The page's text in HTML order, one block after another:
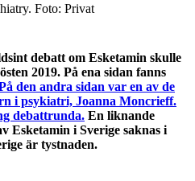
Foto: Privat
debatt om Esketamin skulle
2019. På ena sidan fanns
den andra sidan var en av de
i psykiatri, Joanna Moncrieff.
debattrunda. En liknande
Esketamin i Sverige saknas i
är tystnaden.